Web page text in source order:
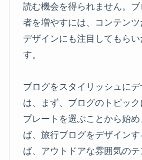
読む機会を得られません。
者を増やすには、コンテンツ
デザインにも注目してもらい
す。
ブログをスタイリッシュに
は、まず、ブログのトピッ
プレートを選ぶことから始め
ば、旅行ブログをデザイン
ば、アウトドアな雰囲気の